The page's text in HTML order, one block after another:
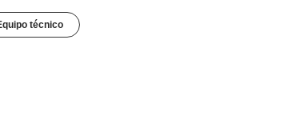
técnico